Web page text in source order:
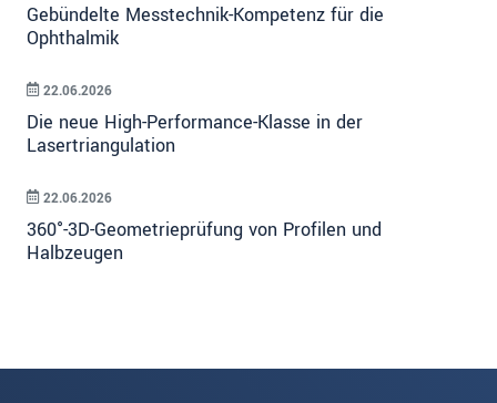
Gebündelte Messtechnik-Kompetenz für die
Ophthalmik
Die neue High-Performance-Klasse in der
Lasertriangulation
22.06.2026
360°-3D-Geometrieprüfung von Profilen und
Halbzeugen
22.06.2026